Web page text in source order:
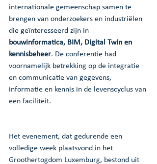
internationale gemeenschap samen te
brengen van onderzoekers en industriëlen
die geïnteresseerd zijn in
bouwinformatica, BIM, Digital Twin en
kennisbeheer. De conferentie had
voornamelijk betrekking op de integratie
en communicatie van gegevens,
informatie en kennis in de levenscyclus van
een faciliteit.
Het evenement, dat gedurende een
volledige week plaatsvond in het
Groothertogdom Luxemburg, bestond uit